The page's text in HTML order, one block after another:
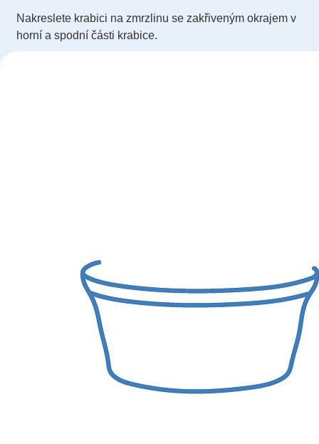
Nakreslete krabici na zmrzlinu se zakřiveným okrajem v
horní a spodní části krabice.